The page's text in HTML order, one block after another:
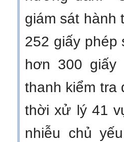
giám sát hành
252 giấy phép
hơn 300 giấy
thanh kiểm tra
thời xử lý 41
nhiễu chủ